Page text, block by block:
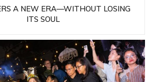
A NEW ERA—WITHOUT LOSING
ITS SOUL